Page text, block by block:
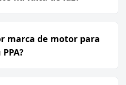
marca de motor para